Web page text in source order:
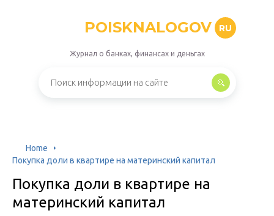
POISKNALOGOV RU
Журнал о банках, финансах и деньгах
Home
Покупка доли в квартире на материнский капитал
Покупка доли в квартире на
материнский капитал